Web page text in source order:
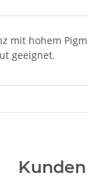
mit hohem
geeignet.